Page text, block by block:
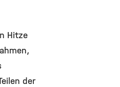
Hitze
der